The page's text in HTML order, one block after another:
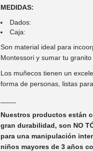
MEDIDAS:
Dados:
Caja:
Son material ideal para
Montessori y sumar tu
Los muñecos tienen un
forma de personas, listas
Nuestros productos están
gran durabilidad, son NO
para una manipulación
niños mayores de 3 años